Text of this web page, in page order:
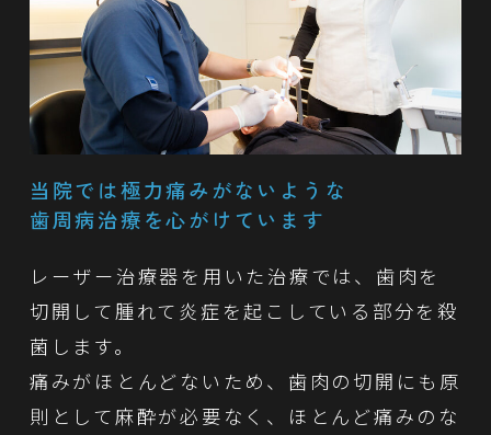
当院では極力痛みがないような
歯周病治療を心がけています
レーザー治療器を用いた治療では、歯肉を
切開して腫れて炎症を起こしている部分を殺
菌します。
痛みがほとんどないため、歯肉の切開にも原
則として麻酔が必要なく、ほとんど痛みのな